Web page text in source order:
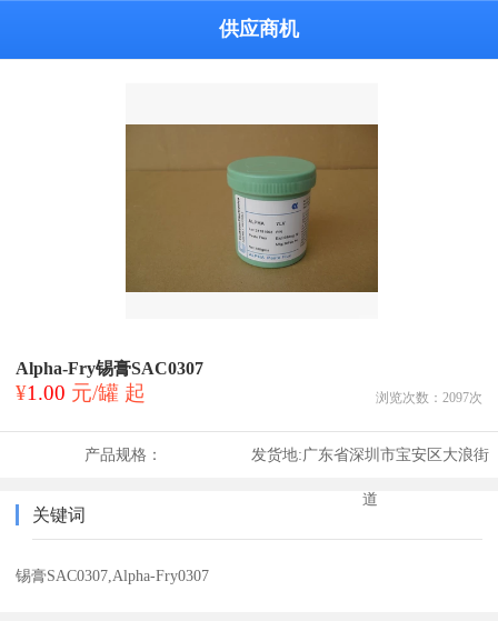
供应商机
Alpha-Fry锡膏SAC0307
¥1.00 元/罐 起 浏览次数： 2097次
产品规格： 发货地:广东省深圳市宝安区大浪街
道
关键词
锡膏SAC0307,Alpha-Fry0307